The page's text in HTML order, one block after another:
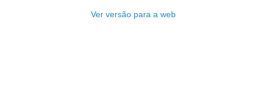
Ver versão para a web